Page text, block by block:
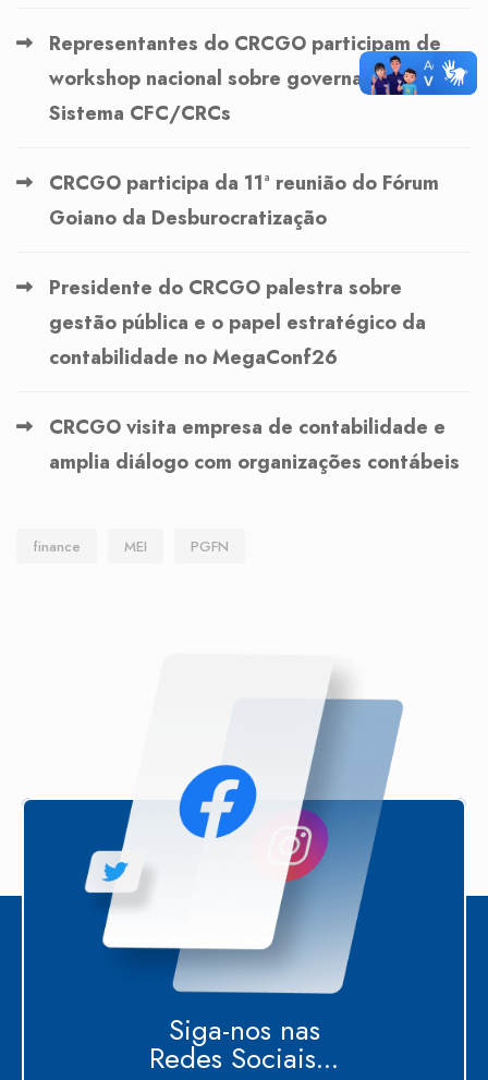
Representantes do CRCGO participam de
workshop nacional sobre governança no
Sistema CFC/CRCs
CRCGO participa da 11ª reunião do Fórum
Goiano da Desburocratização
Presidente do CRCGO palestra sobre
gestão pública e o papel estratégico da
contabilidade no MegaConf26
CRCGO visita empresa de contabilidade e
amplia diálogo com organizações contábeis
finance MEI PGFN
Siga-nos nas
Redes Sociais...